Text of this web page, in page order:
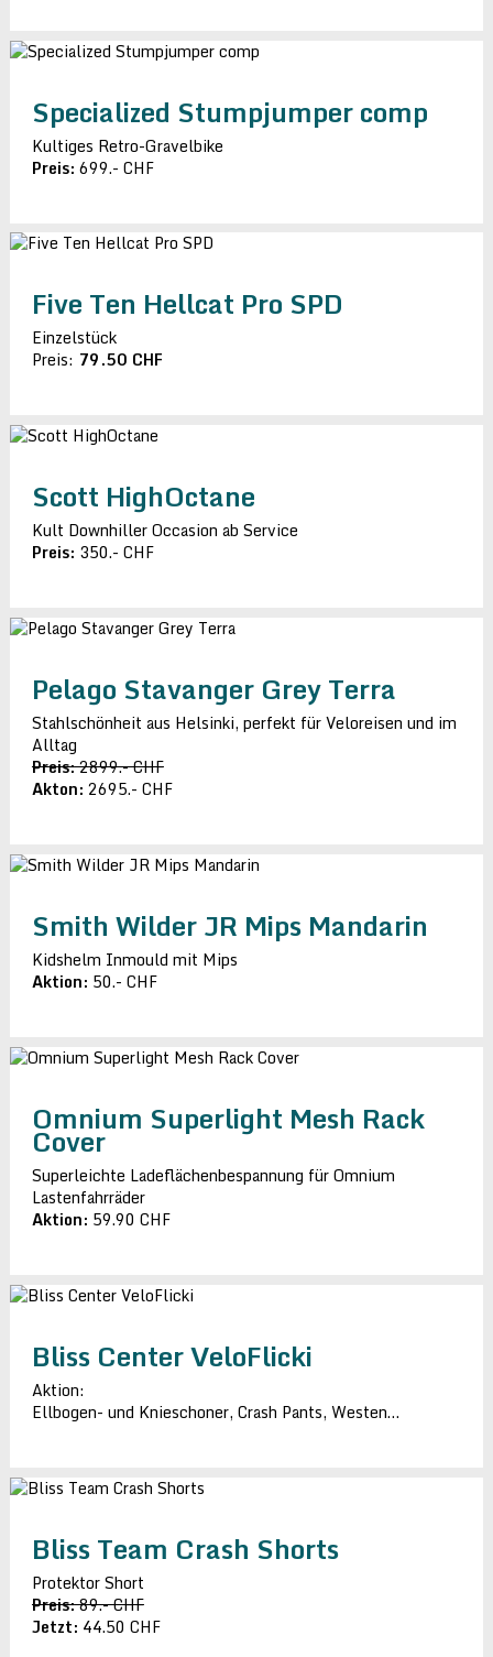
Specialized Stumpjumper comp
Kultiges Retro-Gravelbike
Preis: 699.- CHF
Five Ten Hellcat Pro SPD
Einzelstück
Preis: 79.50 CHF
Scott HighOctane
Kult Downhiller Occasion ab Service
Preis: 350.- CHF
Pelago Stavanger Grey Terra
Stahlschönheit aus Helsinki, perfekt für Veloreisen und im
Alltag
Preis:2899.- CHF
Akton: 2695.- CHF
Smith Wilder JR Mips Mandarin
Kidshelm Inmould mit Mips
Aktion: 50.- CHF
Omnium Superlight Mesh Rack
Cover
Superleichte Ladeflächenbespannung für Omnium
Lastenfahrräder
Aktion: 59.90 CHF
Bliss Center VeloFlicki
Aktion:
Ellbogen- und Knieschoner, Crash Pants, Westen…
Bliss Team Crash Shorts
Protektor Short
Preis:89.- CHF
Jetzt: 44.50 CHF